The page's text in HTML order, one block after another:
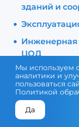
зданий и
Инженерная
ЦОД
Сервисное
инженерных
КОНСУЛЬТАЦИЯ
Мы используем
аналитики и
пользоваться
Политикой
Да